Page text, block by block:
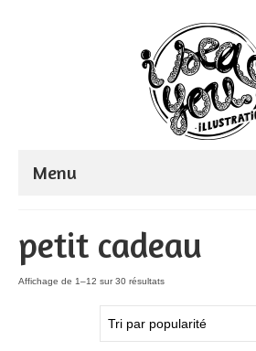
Menu
petit cadeau
Affichage de 1–12 sur 30 résultatsTrié